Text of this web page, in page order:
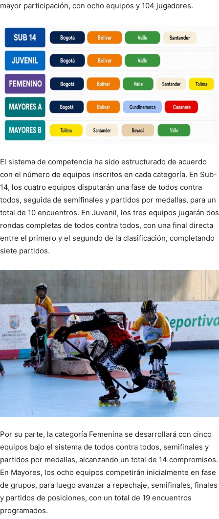
mayor participación, con ocho equipos y 104 jugadores.
El sistema de competencia ha sido estructurado de acuerdo
con el número de equipos inscritos en cada categoría. En Sub-
14, los cuatro equipos disputarán una fase de todos contra
todos, seguida de semifinales y partidos por medallas, para un
total de 10 encuentros. En Juvenil, los tres equipos jugarán dos
rondas completas de todos contra todos, con una final directa
entre el primero y el segundo de la clasificación, completando
siete partidos.
Por su parte, la categoría Femenina se desarrollará con cinco
equipos bajo el sistema de todos contra todos, semifinales y
partidos por medallas, alcanzando un total de 14 compromisos.
En Mayores, los ocho equipos competirán inicialmente en fase
de grupos, para luego avanzar a repechaje, semifinales, finales
y partidos de posiciones, con un total de 19 encuentros
programados.